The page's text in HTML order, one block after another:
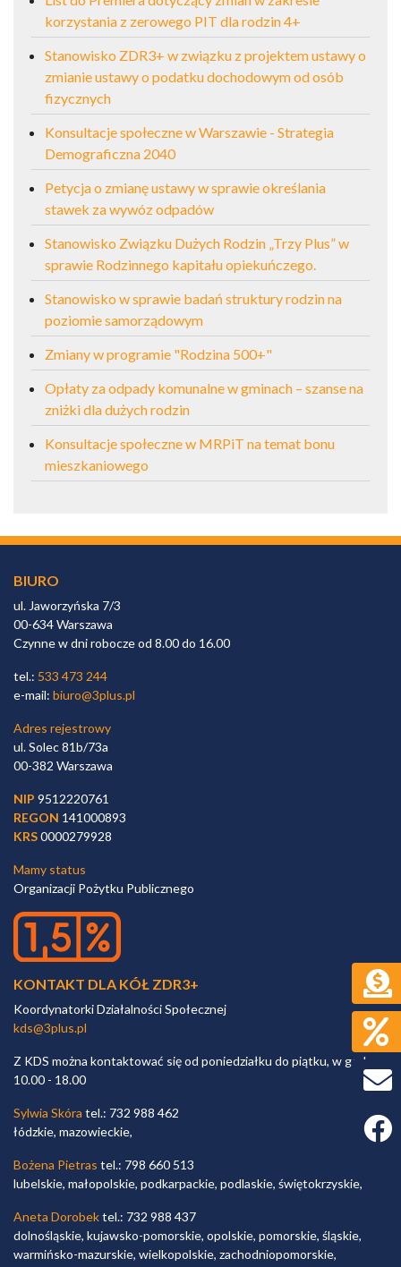
korzystania z zerowego PIT dla rodzin 4+
Stanowisko ZDR3+ w związku z projektem ustawy o
zmianie ustawy o podatku dochodowym od osób
fizycznych
Konsultacje społeczne w Warszawie - Strategia
Demograficzna 2040
Petycja o zmianę ustawy w sprawie określania
stawek za wywóz odpadów
Stanowisko Związku Dużych Rodzin „Trzy Plus” w
sprawie Rodzinnego kapitału opiekuńczego.
Stanowisko w sprawie badań struktury rodzin na
poziomie samorządowym
Zmiany w programie "Rodzina 500+"
Opłaty za odpady komunalne w gminach – szanse na
zniżki dla dużych rodzin
Konsultacje społeczne w MRPiT na temat bonu
mieszkaniowego
BIURO
ul. Jaworzyńska 7/3
00-634 Warszawa
Czynne w dni robocze od 8.00 do 16.00
tel.: 533 473 244
e-mail: biuro@3plus.pl
Adres rejestrowy
ul. Solec 81b/73a
00-382 Warszawa
NIP 9512220761
REGON 141000893
KRS0000279928
Mamy status
Organizacji Pożytku Publicznego
KONTAKT DLA KÓŁ ZDR3+
Koordynatorki Działalności Społecznej
kds@3plus.pl
Z KDS można kontaktować się od poniedziałku do piątku, w godz.
10.00 - 18.00
Sylwia Skóra tel.: 732 988 462
łódzkie, mazowieckie,
Bożena Pietras tel.: 798 660 513
lubelskie, małopolskie, podkarpackie, podlaskie, świętokrzyskie,
Aneta Dorobektel.: 732 988 437
dolnośląskie, kujawsko-pomorskie, opolskie, pomorskie, śląskie,
warmińsko-mazurskie, wielkopolskie, zachodniopomorskie,